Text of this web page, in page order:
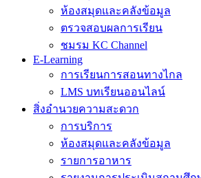
ห้องสมุดและคลังข้อมูล
ตรวจสอบผลการเรียน
ชมรม KC Channel
E-Learning
การเรียนการสอนทางไกล
LMS บทเรียนออนไลน์
สิ่งอำนวยความสะดวก
การบริการ
ห้องสมุดและคลังข้อมูล
รายการอาหาร